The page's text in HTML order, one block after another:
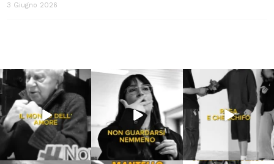
3 Giugno 2026
Lug 31
213 4
Lug 16
53 1
Lug 13
199 10